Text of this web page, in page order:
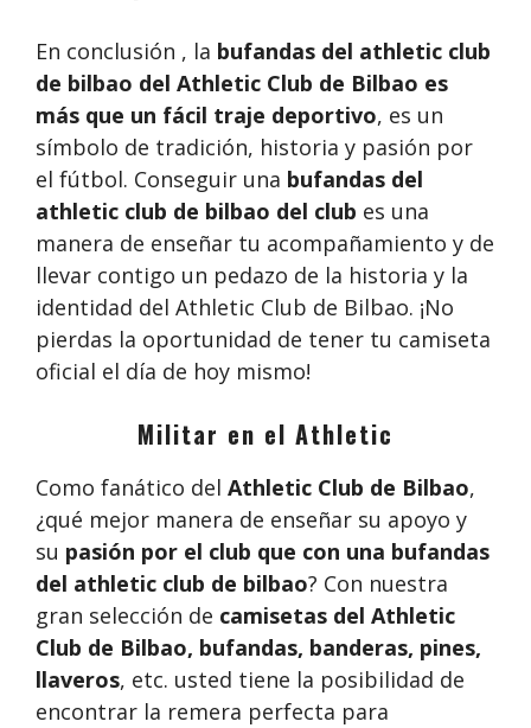
En conclusión , la bufandas del athletic club
de bilbao del Athletic Club de Bilbao es
más que un fácil traje deportivo, es un
símbolo de tradición, historia y pasión por
el fútbol. Conseguir una bufandas del
athletic club de bilbao del club es una
manera de enseñar tu acompañamiento y de
llevar contigo un pedazo de la historia y la
identidad del Athletic Club de Bilbao. ¡No
pierdas la oportunidad de tener tu camiseta
oficial el día de hoy mismo!
Militar en el Athletic
Como fanático del Athletic Club de Bilbao,
¿qué mejor manera de enseñar su apoyo y
su pasión por el club que con una bufandas
del athletic club de bilbao? Con nuestra
gran selección de camisetas del Athletic
Club de Bilbao, bufandas, banderas, pines,
llaveros, etc. usted tiene la posibilidad de
encontrar la remera perfecta para